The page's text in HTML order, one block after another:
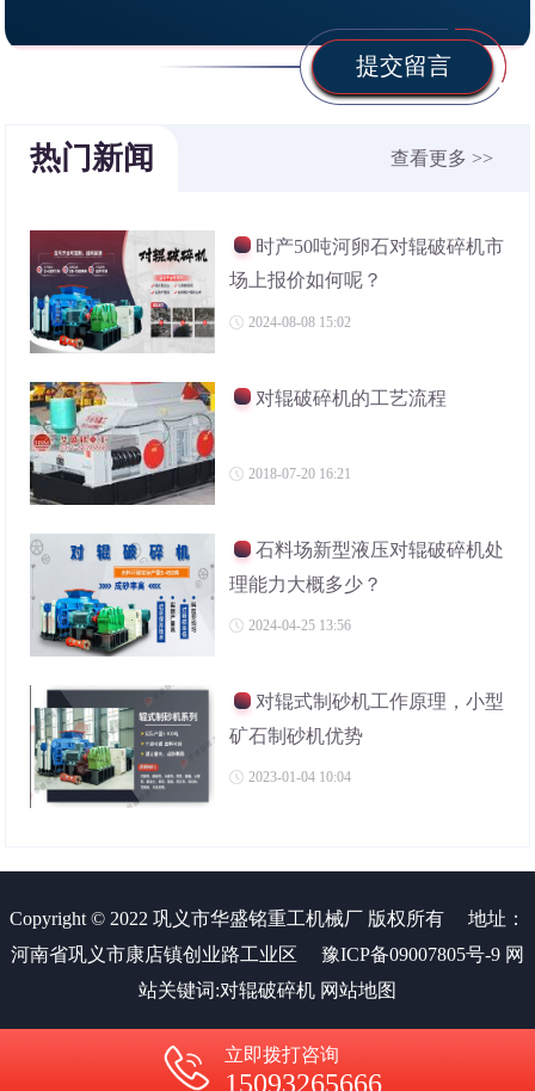
提交留言
热门新闻 查看更多 >>
时产50吨河卵石对辊破碎机市
场上报价如何呢？
2024-08-08 15:02
对辊破碎机的工艺流程
2018-07-20 16:21
石料场新型液压对辊破碎机处
理能力大概多少？
2024-04-25 13:56
对辊式制砂机工作原理，小型
矿石制砂机优势
2023-01-04 10:04
Copyright © 2022 巩义市华盛铭重工机械厂 版权所有
地址：
河南省巩义市康店镇创业路工业区
豫ICP备09007805号-9 网
站关键词:对辊破碎机 网站地图
立即拨打咨询
15093265666